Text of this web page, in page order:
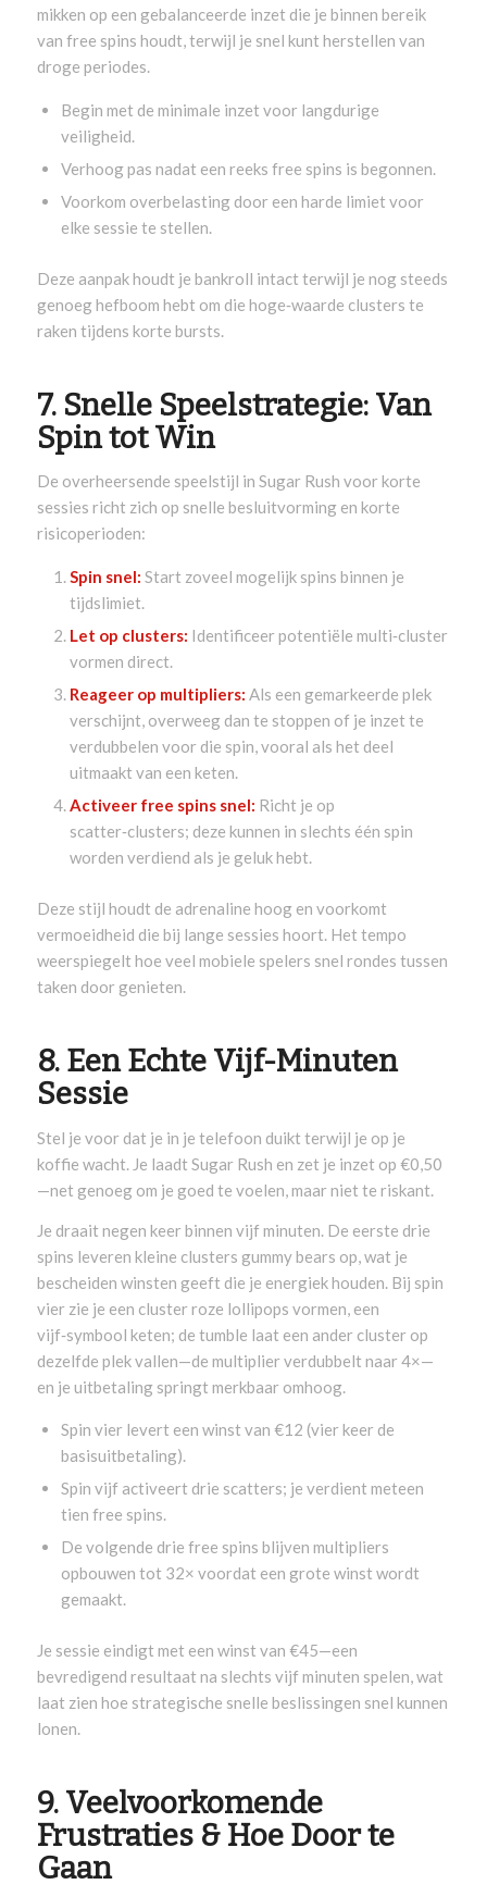
mikken op een gebalanceerde inzet die je binnen bereik
van free spins houdt, terwijl je snel kunt herstellen van
droge periodes.
Begin met de minimale inzet voor langdurige
veiligheid.
Verhoog pas nadat een reeks free spins is begonnen.
Voorkom overbelasting door een harde limiet voor
elke sessie te stellen.
Deze aanpak houdt je bankroll intact terwijl je nog steeds
genoeg hefboom hebt om die hoge‑waarde clusters te
raken tijdens korte bursts.
7. Snelle Speelstrategie: Van
Spin tot Win
De overheersende speelstijl in Sugar Rush voor korte
sessies richt zich op snelle besluitvorming en korte
risicoperioden:
Spin snel: Start zoveel mogelijk spins binnen je
tijdslimiet.
Let op clusters: Identificeer potentiële multi‑cluster
vormen direct.
Reageer op multipliers: Als een gemarkeerde plek
verschijnt, overweeg dan te stoppen of je inzet te
verdubbelen voor die spin, vooral als het deel
uitmaakt van een keten.
Activeer free spins snel: Richt je op
scatter‑clusters; deze kunnen in slechts één spin
worden verdiend als je geluk hebt.
Deze stijl houdt de adrenaline hoog en voorkomt
vermoeidheid die bij lange sessies hoort. Het tempo
weerspiegelt hoe veel mobiele spelers snel rondes tussen
taken door genieten.
8. Een Echte Vijf-Minuten
Sessie
Stel je voor dat je in je telefoon duikt terwijl je op je
koffie wacht. Je laadt Sugar Rush en zet je inzet op €0,50
—net genoeg om je goed te voelen, maar niet te riskant.
Je draait negen keer binnen vijf minuten. De eerste drie
spins leveren kleine clusters gummy bears op, wat je
bescheiden winsten geeft die je energiek houden. Bij spin
vier zie je een cluster roze lollipops vormen, een
vijf‑symbool keten; de tumble laat een ander cluster op
dezelfde plek vallen—de multiplier verdubbelt naar 4×—
en je uitbetaling springt merkbaar omhoog.
Spin vier levert een winst van €12 (vier keer de
basisuitbetaling).
Spin vijf activeert drie scatters; je verdient meteen
tien free spins.
De volgende drie free spins blijven multipliers
opbouwen tot 32× voordat een grote winst wordt
gemaakt.
Je sessie eindigt met een winst van €45—een
bevredigend resultaat na slechts vijf minuten spelen, wat
laat zien hoe strategische snelle beslissingen snel kunnen
lonen.
9. Veelvoorkomende
Frustraties & Hoe Door te
Gaan